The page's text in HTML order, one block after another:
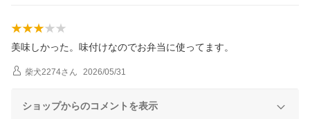
美味しかった。味付けなのでお弁当に使ってます。
柴犬2274さん 2026/05/31
ショップからのコメントを表示